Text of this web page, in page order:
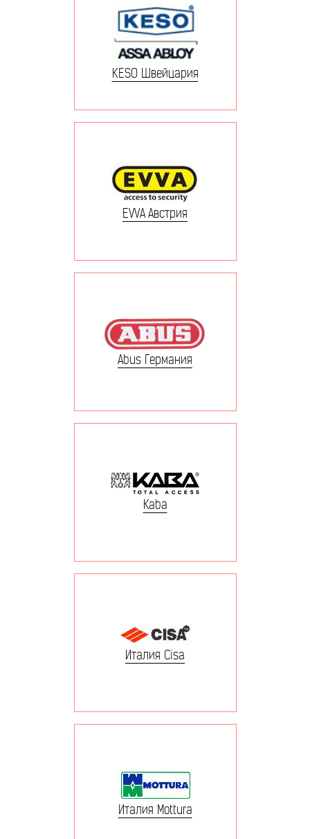
KESO Швейцария
EVVA Австрия
Abus Германия
Kaba
Италия Cisa
Италия Mottura